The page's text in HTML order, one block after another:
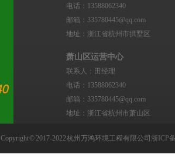
电话：13588062340
邮箱：335780445@qq.com
地址：浙江省杭州市拱墅区
萧山区运营中心
联系人：田经理
电话：13588062340
邮箱：335780445@qq.com
地址：浙江省杭州市萧山区
Copyright © 2017-2022 杭州万鸿环境工程有限公司浙ICP